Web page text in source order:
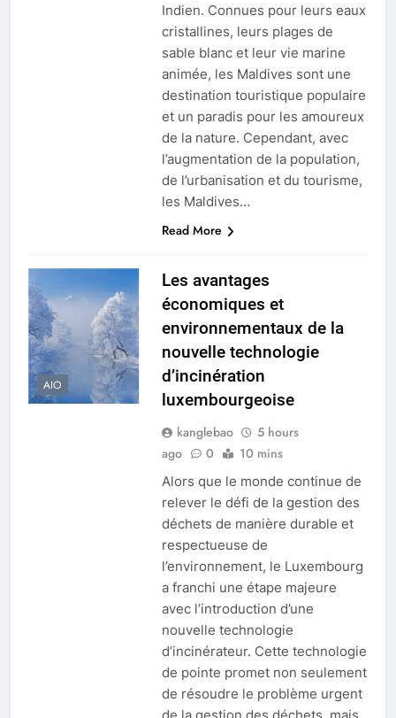
Indien. Connues pour leurs eaux
cristallines, leurs plages de
sable blanc et leur vie marine
animée, les Maldives sont une
destination touristique populaire
et un paradis pour les amoureux
de la nature. Cependant, avec
l’augmentation de la population,
de l’urbanisation et du tourisme,
les Maldives…
Read More
AIO
Les avantages
économiques et
environnementaux de la
nouvelle technologie
d’incinération
luxembourgeoise
kanglebao
5 hours
ago
0 10 mins
Alors que le monde continue de
relever le défi de la gestion des
déchets de manière durable et
respectueuse de
l’environnement, le Luxembourg
a franchi une étape majeure
avec l’introduction d’une
nouvelle technologie
d’incinérateur. Cette technologie
de pointe promet non seulement
de résoudre le problème urgent